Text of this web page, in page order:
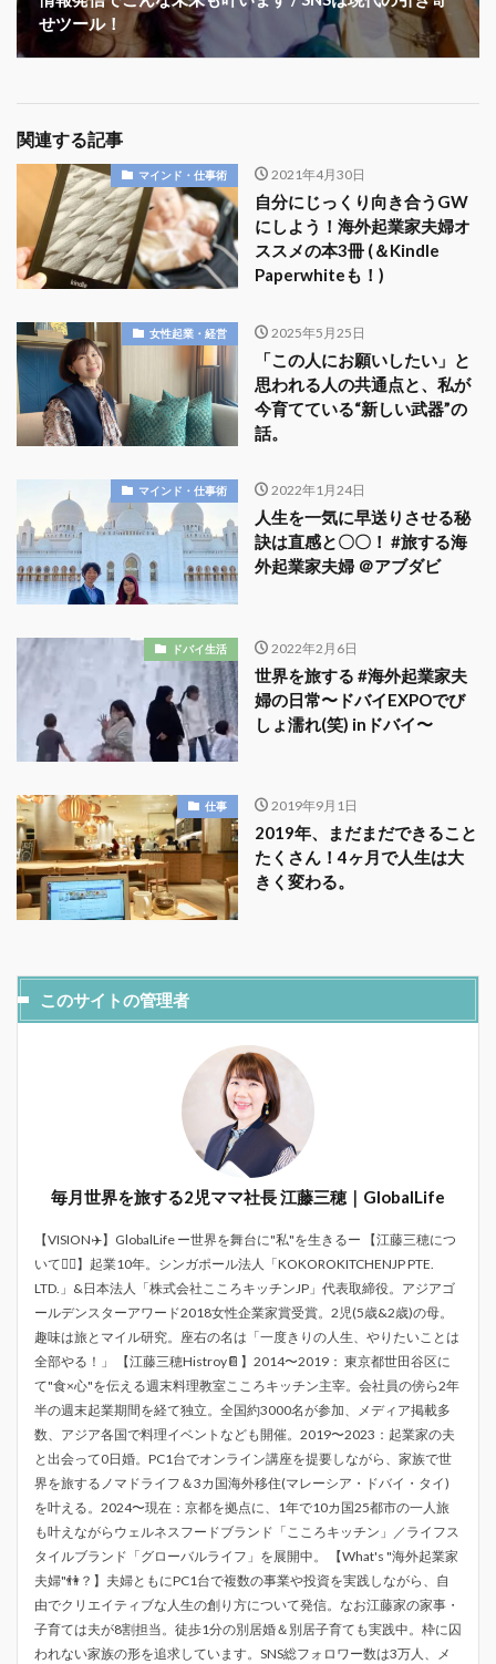
せツール！
関連する記事
マインド・仕事術 2021年4月30日
自分にじっくり向き合うGW
にしよう！海外起業家夫婦オ
ススメの本3冊 (＆Kindle
Paperwhiteも！)
女性起業・経営 2025年5月25日
「この人にお願いしたい」と
思われる人の共通点と、私が
今育てている“新しい武器”の
話。
マインド・仕事術 2022年1月24日
人生を一気に早送りさせる秘
訣は直感と〇〇！ #旅する海
外起業家夫婦 ＠アブダビ
ドバイ生活 2022年2月6日
世界を旅する #海外起業家夫
婦の日常〜ドバイEXPOでび
しょ濡れ(笑) inドバイ〜
仕事 2019年9月1日
2019年、まだまだできること
たくさん！4ヶ月で人生は大
きく変わる。
このサイトの管理者
毎月世界を旅する2児ママ社長 江藤三穂｜GlobalLife
【VISION✈️】GlobalLife ー世界を舞台に"私"を生きるー 【江藤三穂につ
いて💁‍♀️】起業10年。シンガポール法人「KOKOROKITCHENJP PTE.
LTD.」&日本法人「株式会社こころキッチンJP」代表取締役。アジアゴ
ールデンスターアワード2018女性企業家賞受賞。2児(5歳&2歳)の母。
趣味は旅とマイル研究。座右の名は「一度きりの人生、やりたいことは
全部やる！」 【江藤三穂Histroy📔】2014〜2019： 東京都世田谷区に
て"食×心"を伝える週末料理教室こころキッチン主宰。会社員の傍ら2年
半の週末起業期間を経て独立。全国約3000名が参加、メディア掲載多
数、アジア各国で料理イベントなども開催。2019〜2023：起業家の夫
と出会って0日婚。PC1台でオンライン講座を提要しながら、家族で世
界を旅するノマドライフ＆3カ国海外移住(マレーシア・ドバイ・タイ)
を叶える。2024〜現在：京都を拠点に、1年で10カ国25都市の一人旅
も叶えながらウェルネスフードブランド「こころキッチン」／ライフス
タイルブランド「グローバルライフ」を展開中。 【What's "海外起業家
夫婦"👫？】夫婦ともにPC1台で複数の事業や投資を実践しながら、自
由でクリエイティブな人生の創り方について発信。なお江藤家の家事・
子育ては夫が8割担当。徒歩1分の別居婚＆別居子育ても実践中。枠に囚
われない家族の形を追求しています。SNS総フォロワー数は3万人、メ